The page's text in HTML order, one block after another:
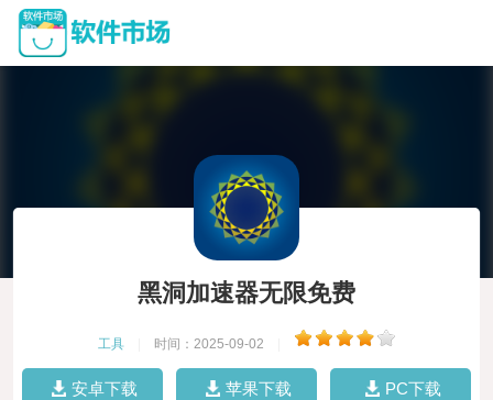
黑洞加速器无限免费
工具 时间：2025-09-02
安卓下载 苹果下载 PC下载